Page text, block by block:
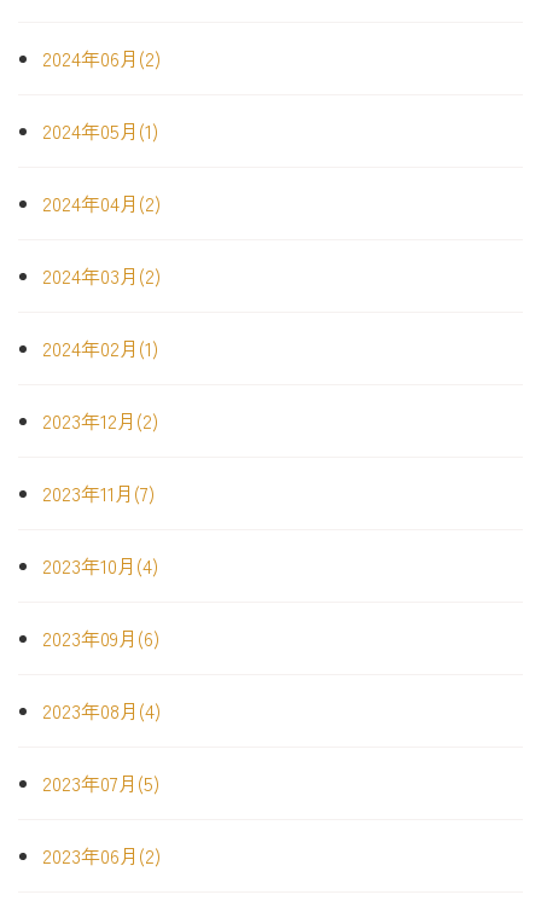
2024年06月(2)
2024年05月(1)
2024年04月(2)
2024年03月(2)
2024年02月(1)
2023年12月(2)
2023年11月(7)
2023年10月(4)
2023年09月(6)
2023年08月(4)
2023年07月(5)
2023年06月(2)